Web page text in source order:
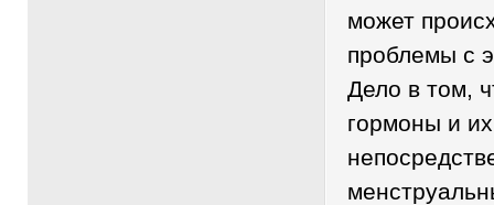
может
проблемы с
Дело в том,
гормоны и